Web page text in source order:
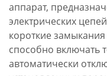
аппарат,
электрических
короткие замыкания
способно включать
автоматически